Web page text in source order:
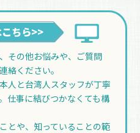
ちら>>
その他お悩みや、ご質問
絡ください。
人と台湾人スタッフが丁寧
仕事に結びつかなくても構
とや、知っていることの範